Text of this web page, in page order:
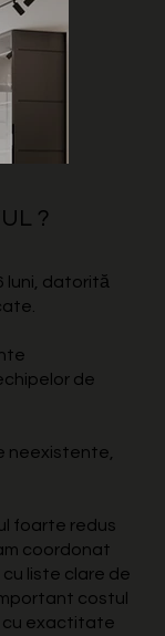
luni, datorită
de
neexistente,
foarte redus
coordonat
liste clare de
costul
cu exactitate
?